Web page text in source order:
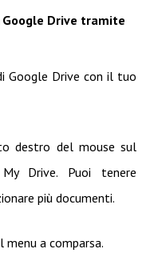
Google Drive tramite
Google Drive con il tuo
destro del mouse sul
Drive. Puoi tenere
più documenti.
menu a comparsa.